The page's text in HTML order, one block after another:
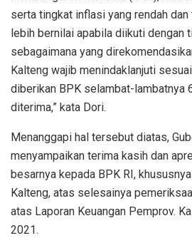
serta tingkat inflasi yang rendah
lebih bernilai apabila diikuti dengan
sebagaimana yang
Kalteng wajib menindaklanjuti
diberikan BPK selambat-lambatnya
diterima,” kata Dori.
Menanggapi hal tersebut diatas,
menyampaikan terima kasih dan
besarnya kepada BPK RI,
Kalteng, atas selesainya
atas Laporan Keuangan Pemprov.
2021.